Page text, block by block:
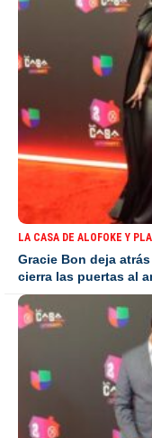
LA CASA DE ALOFOKE Y
Gracie Bon deja
cierra las puertas al